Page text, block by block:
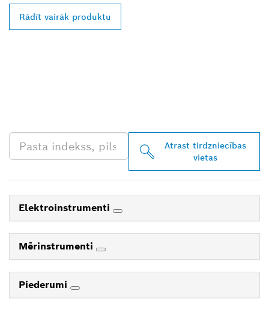
Rādīt vairāk produktu
Atrast tirdzniecības
vietas
Elektroinstrumenti
Mērinstrumenti
Piederumi